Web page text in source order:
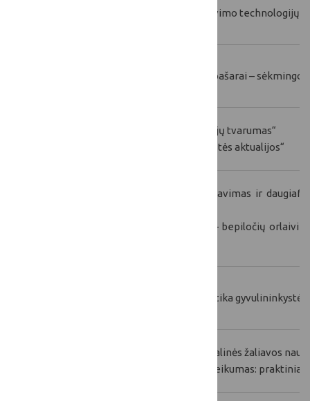
„Tiksliojo tręšimo ūkininkavimo technologijų
„Kokybiški savos gamybos pašarai –
„Galvijų laikymo technologijų tvarumas“
„Mėsinių galvijų veislininkystės aktualijos“
„Tarpinių pasėlių diversifikavimas ir
„Nuotolinės technologijos – bepiločių
„Užkrečiamųjų ligų profilaktika
„Tvarus dirvožemio bei augalinės žaliavos
„Dirvožemio derlumas ir sveikumas: praktiniai